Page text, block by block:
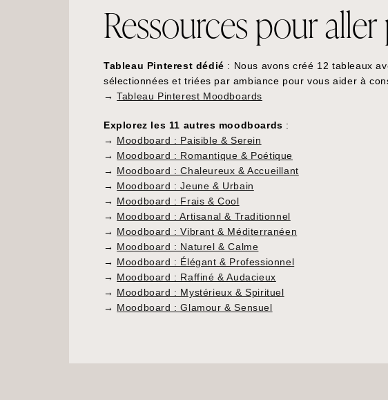
Ressources pour
Tableau Pinterest dédié : Nous avons créé 12 tableaux
sélectionnées et triées par ambiance pour vous aider à
→Tableau Pinterest Moodboards
Explorez les 11 autres moodboards :
→ Moodboard : Paisible & Serein
→ Moodboard : Romantique & Poétique
→ Moodboard : Chaleureux & Accueillant
→ Moodboard : Jeune & Urbain
→ Moodboard : Frais & Cool
→ Moodboard : Artisanal & Traditionnel
→ Moodboard : Vibrant & Méditerranéen
→ Moodboard : Naturel & Calme
→ Moodboard : Élégant & Professionnel
→ Moodboard : Raffiné & Audacieux
→ Moodboard : Mystérieux & Spirituel
→ Moodboard : Glamour & Sensuel